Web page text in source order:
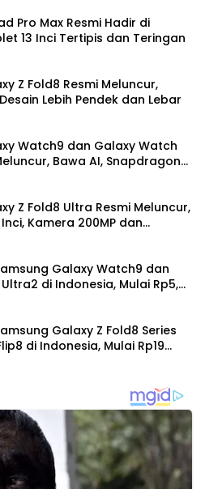
Pro Max Resmi Hadir di
13 Inci Tertipis dan Teringan
Z Fold8 Resmi Meluncur,
Lebih Pendek dan Lebar
Watch9 dan Galaxy Watch
Bawa AI, Snapdragon
Kesehatan Baru
Z Fold8 Ultra Resmi Meluncur,
Kamera 200MP dan
Gen 5
Galaxy Watch9 dan
di Indonesia, Mulai Rp5,9
Galaxy Z Fold8 Series
di Indonesia, Mulai Rp19